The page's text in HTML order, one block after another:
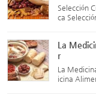
Selección
ca
La
r
La
icina